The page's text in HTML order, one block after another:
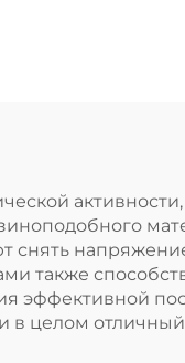
также
эффективной
в целом отличный